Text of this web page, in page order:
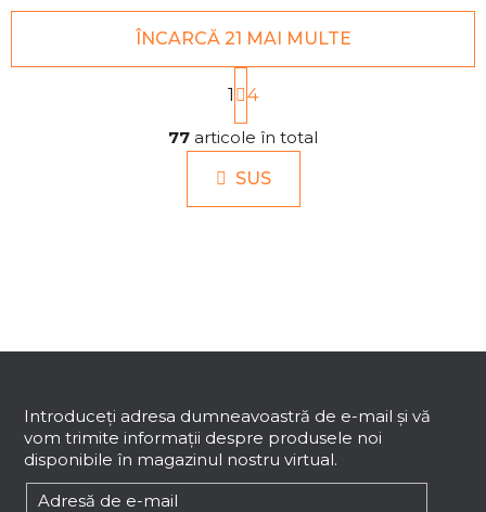
C
o
n
t
r
i
ă
r
i
ÎNCARCĂ 21 MAI MULTE
P
a
g
i
n
a
r
1 4
77 articole în total
SUS
Introduceţi adresa dumneavoastră de e-mail şi vă
vom trimite informaţii despre produsele noi
disponibile în magazinul nostru virtual.
Adresă de e-mail